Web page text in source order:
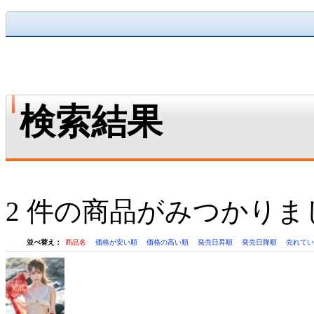
検索結果
2 件の商品がみつかりま
並べ替え： 商品名 価格が安い順 価格の高い順 発売日昇順 発売日降順 売れて